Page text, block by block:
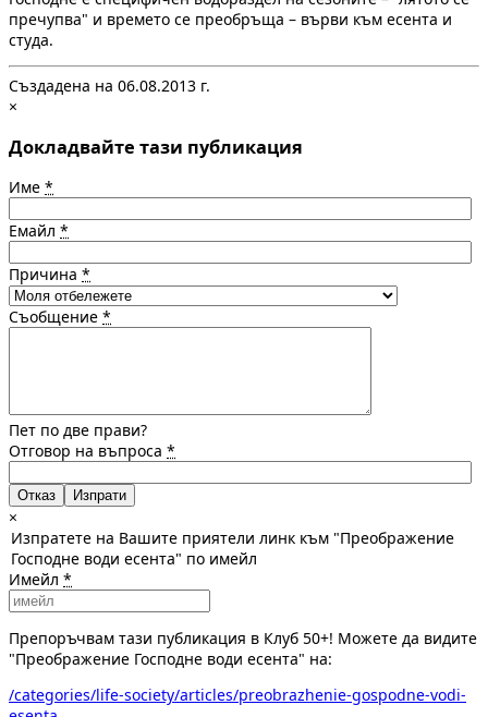
пречупва" и времето се преобръща – върви към есента и
студа.
Създадена на 06.08.2013 г.
×
Докладвайте тази публикация
Име *
Емайл *
Причина *
Съобщение *
Пет по две прави?
Отговор на въпроса *
Отказ
×
Изпратете на Вашите приятели линк към "Преображение
Господне води есента" по имейл
Имейл *
Препоръчвам тази публикация в Клуб 50+! Можете да видите
"Преображение Господне води есента" на:
/categories/life-society/articles/preobrazhenie-gospodne-vodi-